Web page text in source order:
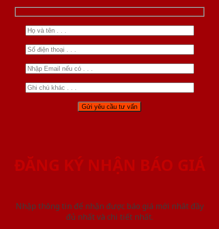
ĐĂNG KÝ NHẬN BÁO GIÁ
Nhập thông tin để nhận được báo giá mới nhât đầy
đủ nhất và chi tiết nhất.